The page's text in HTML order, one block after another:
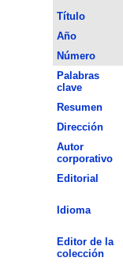
Título
Año
Número
Palabras
clave
Resumen
Dirección
Autor
corporativo
Editorial
Idioma
Editor de la
colección